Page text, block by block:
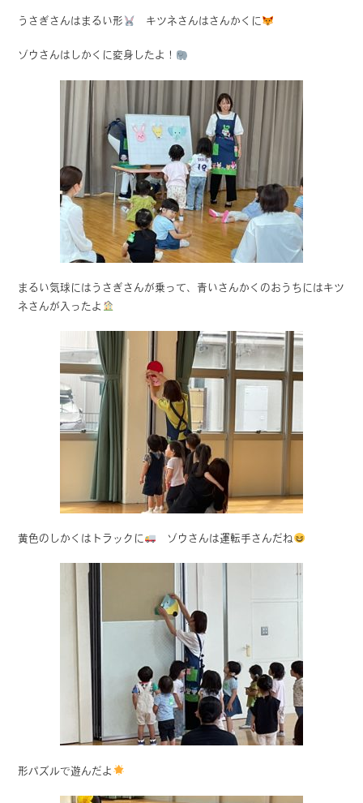
うさぎさんはまるい形 キツネさんはさんかくに
ゾウさんはしかくに変身したよ！
まるい気球にはうさぎさんが乗って、青いさんかくのおうちにはキツ
ネさんが入ったよ
黄色のしかくはトラックに ゾウさんは運転手さんだね
形パズルで遊んだよ